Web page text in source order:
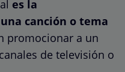
es la
canción o tema
promocionar a un
de televisión o